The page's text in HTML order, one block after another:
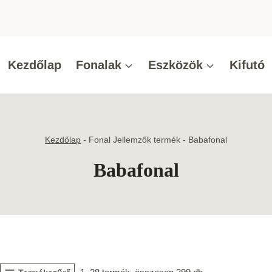
Kezdőlap Fonalak Eszközök Kifutó
Kezdőlap - Fonal Jellemzők termék - Babafonal
Babafonal